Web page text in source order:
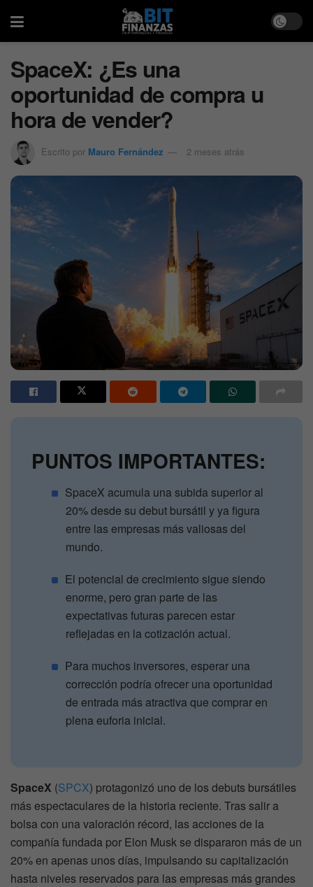
SpaceX: ¿Es una
oportunidad de compra u
hora de vender?
Escrito por Mauro Fernández 2 meses atrás
PUNTOS IMPORTANTES:
SpaceX acumula una subida superior al
20% desde su debut bursátil y ya figura
entre las empresas más valiosas del
mundo.
El potencial de crecimiento sigue siendo
enorme, pero gran parte de las
expectativas futuras parecen estar
reflejadas en la cotización actual.
Para muchos inversores, esperar una
corrección podría ofrecer una oportunidad
de entrada más atractiva que comprar en
plena euforia inicial.
SpaceX (SPCX) protagonizó uno de los debuts bursátiles
más espectaculares de la historia reciente. Tras salir a
bolsa con una valoración récord, las acciones de la
compañía fundada por Elon Musk se dispararon más de un
20% en apenas unos días, impulsando su capitalización
hasta niveles reservados para las empresas más grandes